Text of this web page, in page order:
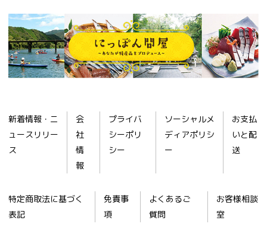
新着情報・ニ
ュースリリー
ス
会
社
情
報
プライバ
シーポリ
シー
ソーシャルメ
ディアポリシ
ー
お支払
いと配
送
特定商取法に基づく
表記
免責事
項
よくあるご
質問
お客様相談
室